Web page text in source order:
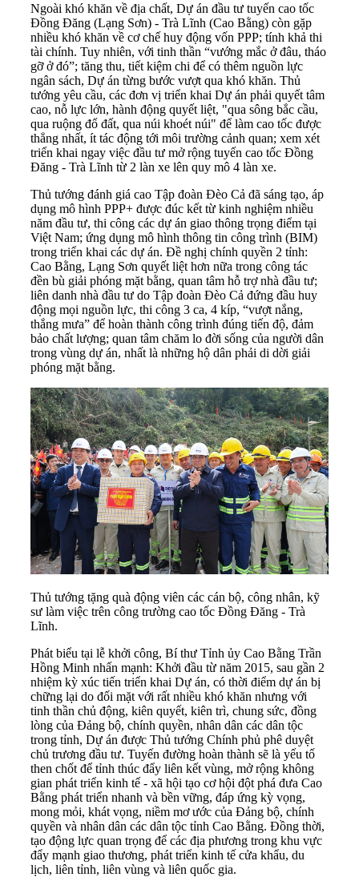
Ngoài khó khăn về địa chất, Dự án đầu tư tuyến cao tốc
Đồng Đăng (Lạng Sơn) - Trà Lĩnh (Cao Bằng) còn gặp
nhiều khó khăn về cơ chế huy động vốn PPP; tính khả thi
tài chính. Tuy nhiên, với tinh thần “vướng mắc ở đâu, tháo
gỡ ở đó”; tăng thu, tiết kiệm chi để có thêm nguồn lực
ngân sách, Dự án từng bước vượt qua khó khăn. Thủ
tướng yêu cầu, các đơn vị triển khai Dự án phải quyết tâm
cao, nỗ lực lớn, hành động quyết liệt, "qua sông bắc cầu,
qua ruộng đổ đất, qua núi khoét núi" để làm cao tốc được
thẳng nhất, ít tác động tới môi trường cảnh quan; xem xét
triển khai ngay việc đầu tư mở rộng tuyến cao tốc Đồng
Đăng - Trà Lĩnh từ 2 làn xe lên quy mô 4 làn xe.
Thủ tướng đánh giá cao Tập đoàn Đèo Cả đã sáng tạo, áp
dụng mô hình PPP+ được đúc kết từ kinh nghiệm nhiều
năm đầu tư, thi công các dự án giao thông trọng điểm tại
Việt Nam; ứng dụng mô hình thông tin công trình (BIM)
trong triển khai các dự án. Đề nghị chính quyền 2 tỉnh:
Cao Bằng, Lạng Sơn quyết liệt hơn nữa trong công tác
đền bù giải phóng mặt bằng, quan tâm hỗ trợ nhà đầu tư;
liên danh nhà đầu tư do Tập đoàn Đèo Cả đứng đầu huy
động mọi nguồn lực, thi công 3 ca, 4 kíp, “vượt nắng,
thắng mưa” để hoàn thành công trình đúng tiến độ, đảm
bảo chất lượng; quan tâm chăm lo đời sống của người dân
trong vùng dự án, nhất là những hộ dân phải di dời giải
phóng mặt bằng.
Thủ tướng tặng quà động viên các cán bộ, công nhân, kỹ
sư làm việc trên công trường cao tốc Đồng Đăng - Trà
Lĩnh.
Phát biểu tại lễ khởi công, Bí thư Tỉnh ủy Cao Bằng Trần
Hồng Minh nhấn mạnh: Khởi đầu từ năm 2015, sau gần 2
nhiệm kỳ xúc tiến triển khai Dự án, có thời điểm dự án bị
chững lại do đối mặt với rất nhiều khó khăn nhưng với
tinh thần chủ động, kiên quyết, kiên trì, chung sức, đồng
lòng của Đảng bộ, chính quyền, nhân dân các dân tộc
trong tỉnh, Dự án được Thủ tướng Chính phủ phê duyệt
chủ trương đầu tư. Tuyến đường hoàn thành sẽ là yếu tố
then chốt để tỉnh thúc đẩy liên kết vùng, mở rộng không
gian phát triển kinh tế - xã hội tạo cơ hội đột phá đưa Cao
Bằng phát triển nhanh và bền vững, đáp ứng kỳ vọng,
mong mỏi, khát vọng, niềm mơ ước của Đảng bộ, chính
quyền và nhân dân các dân tộc tỉnh Cao Bằng. Đồng thời,
tạo động lực quan trọng để các địa phương trong khu vực
đẩy mạnh giao thương, phát triển kinh tế cửa khẩu, du
lịch, liên tỉnh, liên vùng và liên quốc gia.